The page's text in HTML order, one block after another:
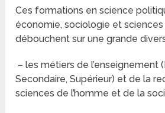
Ces formations en science
économie, sociologie et sciences
débouchent sur une grande
– les métiers de l’enseignement
Secondaire, Supérieur) et de la
sciences de l’homme et de la